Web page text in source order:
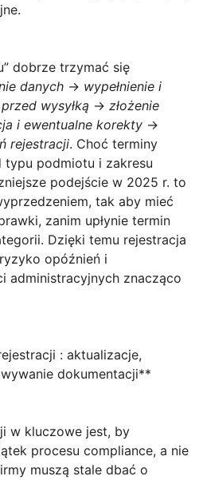
dobrze trzymać się
danych → wypełnienie i
wysyłką → złożenie
i ewentualne korekty →
rejestracji. Choć terminy
typu podmiotu i zakresu
podejście w 2025 r. to
tak aby mieć
zanim upłynie termin
Dzięki temu rejestracja
opóźnień i
administracyjnych znacząco
: aktualizacje,
dokumentacji**
w kluczowe jest, by
procesu compliance, a nie
muszą stale dbać o